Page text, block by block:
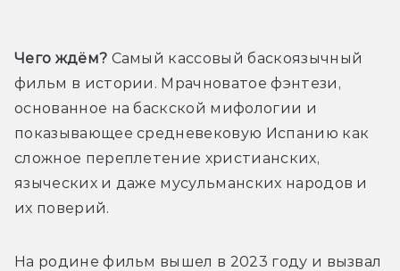
Чего ждём? Самый кассовый баскоязычный
фильм в истории. Мрачноватое фэнтези,
основанное на баскской мифологии и
показывающее средневековую Испанию как
сложное переплетение христианских,
языческих и даже мусульманских народов и
их поверий.
На родине фильм вышел в 2023 году и вызвал